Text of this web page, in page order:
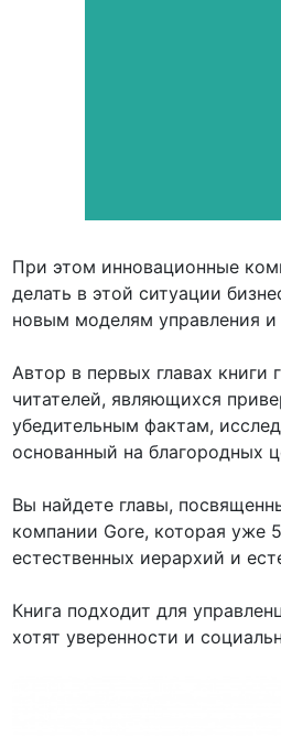
При этом инновационные
делать в этой ситуации
новым моделям управления
Автор в первых главах
читателей, являющихся
убедительным фактам,
основанный на благородных
Вы найдете главы,
компании Gore, которая уже
естественных иерархий и
Книга подходит для
хотят уверенности и